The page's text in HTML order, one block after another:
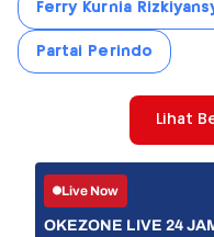
Ferry Kurnia
Partai Perindo
Lihat
Live Now
OKEZONE LIVE 24